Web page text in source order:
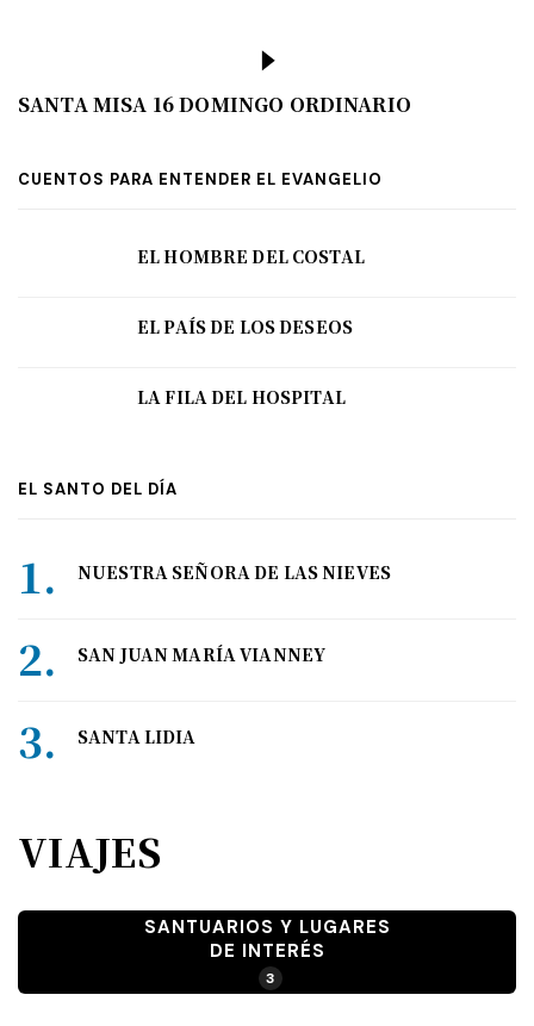
SANTA MISA 16 DOMINGO ORDINARIO
CUENTOS PARA ENTENDER EL EVANGELIO
EL HOMBRE DEL COSTAL
EL PAÍS DE LOS DESEOS
LA FILA DEL HOSPITAL
EL SANTO DEL DÍA
NUESTRA SEÑORA DE LAS NIEVES
SAN JUAN MARÍA VIANNEY
SANTA LIDIA
VIAJES
SANTUARIOS Y LUGARES
DE INTERÉS
3